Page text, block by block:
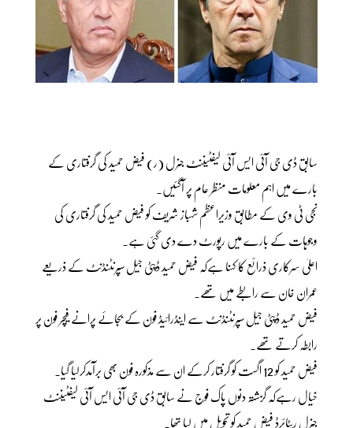
سابق ڈی جی آئی ایس آئی لیفٹیننٹ جنرل (ر) فیض حمید کی گرفتاری کے
بارے میں اہم معلومات منظر عام پر آگئیں۔
نجی ٹی وی کے مطابق وزیراعظم شہباز شریف کو فیض حمید کی گرفتاری کی
وجوہات کے بارے میں رپورٹ دے دی گئی ہے۔
اعلیٰ سرکاری ذرائع کا کہنا ہےکہ فیض حمید ڈپٹی جیل سپرنٹنڈنٹ کے ذریعے
عمران خان سے رابطے میں تھے۔
فیض حمید ڈپٹی جیل سپرنٹنڈنٹ سے اینڈرائیڈ فون کے بجائے پرانے فیچر فون پر
رابطہ کرتے تھے۔
فیض حمید کو 12 اگست کو گرفتار کرکے ان سے مذکورہ فون بھی برآمدکرلیا گیا۔
خیال رہےکہ گزشتہ دنوں پاک فوج نے سابق ڈی جی آئی ایس آئی لیفٹیننٹ